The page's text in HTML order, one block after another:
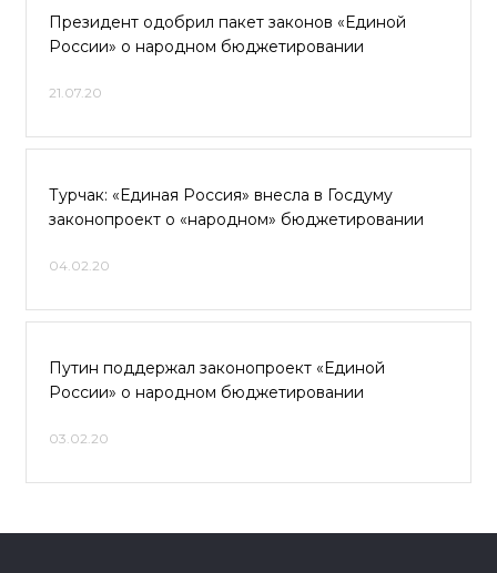
Президент одобрил пакет законов «Единой
России» о народном бюджетировании
21.07.20
Турчак: «Единая Россия» внесла в Госдуму
законопроект о «народном» бюджетировании
04.02.20
Путин поддержал законопроект «Единой
России» о народном бюджетировании
03.02.20